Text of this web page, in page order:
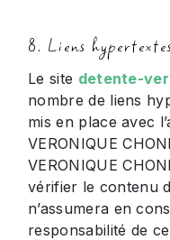
8. Liens
Le site detente-
nombre de liens
mis en place avec
VERONIQUE
VERONIQUE
vérifier le contenu
n’assumera en
responsabilité de